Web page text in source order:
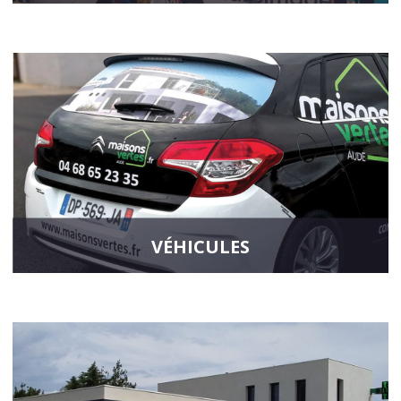
Soyez visible et captivez le regard des passants, que ce soit pour
adaptés à votre projet.
En savoir plus
VÉHICULES
Augmentez le contact visuel de votre marque en choisissant une